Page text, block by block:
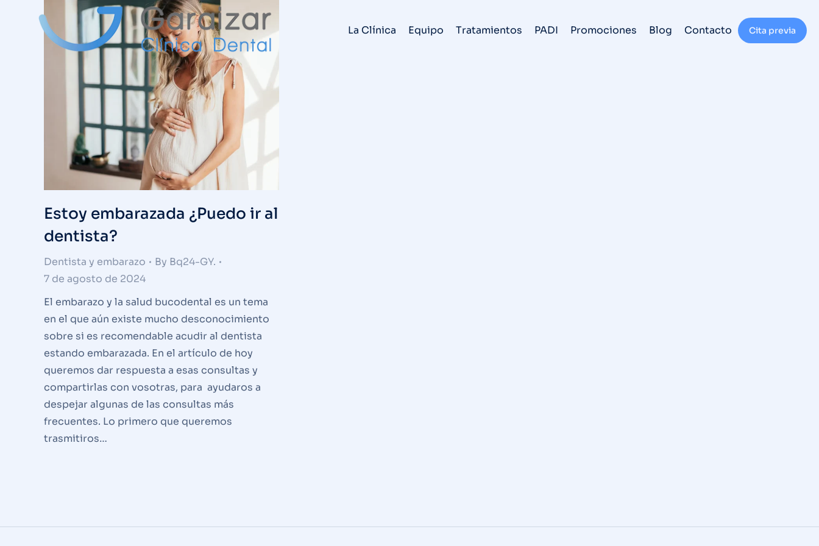
La Clínica Equipo Tratamientos PADI Promociones Blog Contacto Cita previa
Estoy embarazada ¿Puedo ir al
dentista?
Dentista y embarazo By Bq24-GY.
7 de agosto de 2024
El embarazo y la salud bucodental es un tema
en el que aún existe mucho desconocimiento
sobre si es recomendable acudir al dentista
estando embarazada. En el artículo de hoy
queremos dar respuesta a esas consultas y
compartirlas con vosotras, para ayudaros a
despejar algunas de las consultas más
frecuentes. Lo primero que queremos
trasmitiros…